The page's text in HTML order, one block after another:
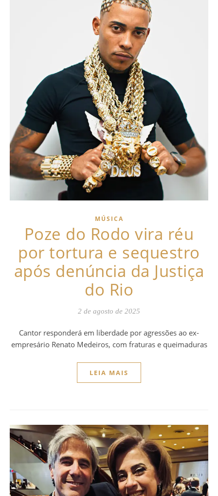
MÚSICA
Poze do Rodo vira réu
por tortura e sequestro
após denúncia da Justiça
do Rio
2 de agosto de 2025
Cantor responderá em liberdade por agressões ao ex-
empresário Renato Medeiros, com fraturas e queimaduras
LEIA MAIS